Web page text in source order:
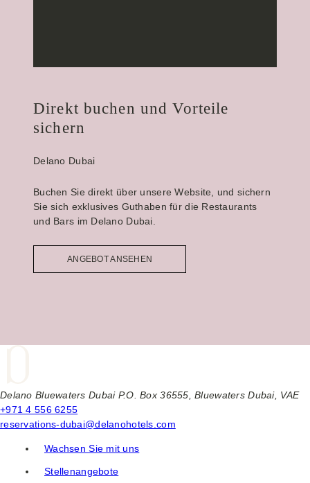
Direkt buchen und Vorteile
sichern
Delano Dubai
Buchen Sie direkt über unsere Website, und sichern
Sie sich exklusives Guthaben für die Restaurants
und Bars im Delano Dubai.
ANGEBOT ANSEHEN
Delano Bluewaters Dubai P.O. Box 36555, Bluewaters Dubai, VAE
+971 4 556 6255
reservations-dubai@delanohotels.com
Wachsen Sie mit uns
Stellenangebote